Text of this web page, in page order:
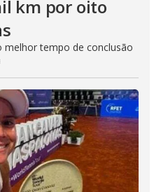
km por oito
melhor tempo de conclusão